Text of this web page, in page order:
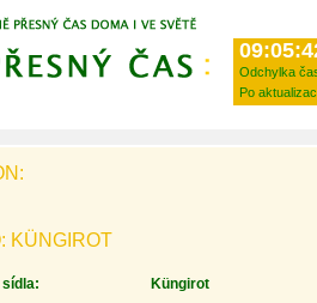
Odchylka
Po
KÜNGIROT
sídla:
Küngirot